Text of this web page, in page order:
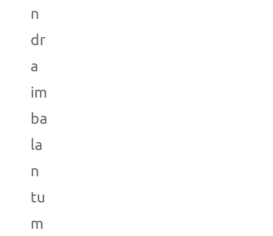
n
dr
a
im
ba
la
n
tu
m